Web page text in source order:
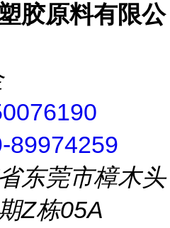
胶原料有限公
89974259
东莞市樟木头
Z栋05A